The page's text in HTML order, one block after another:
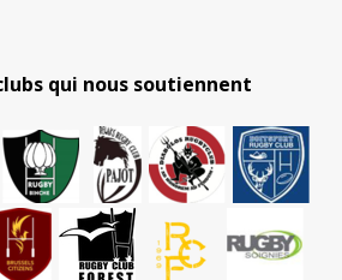
qui nous soutiennent